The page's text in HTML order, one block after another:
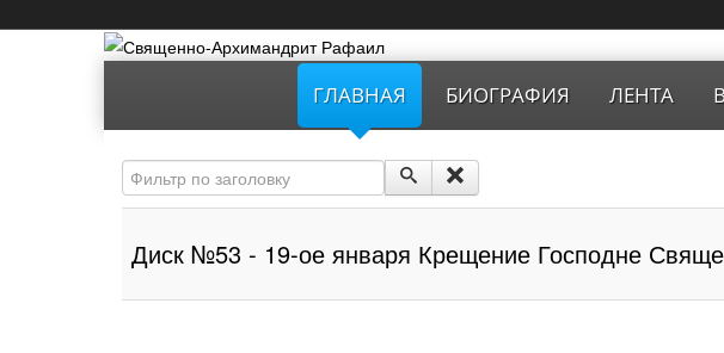
ГЛАВНАЯ БИОГРАФИЯ ЛЕНТА
Фильтр по заголовку
Диск №53 - 19-ое января Крещение Господне